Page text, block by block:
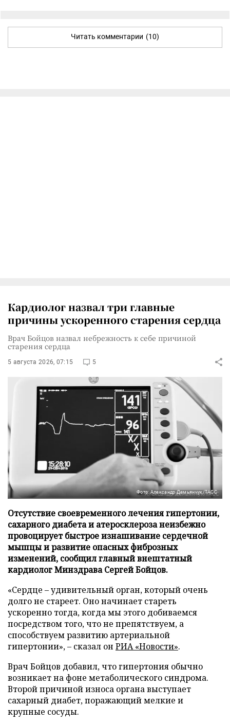
Читать комментарии (10)
Кардиолог назвал три главные
причины ускоренного старения сердца
Врач Бойцов назвал небрежность к себе причиной
старения сердца
5 августа 2026, 07:15 5
Фото: Александр Демьянчук/ТАСС
Отсутствие своевременного лечения гипертонии,
сахарного диабета и атеросклероза неизбежно
провоцирует быстрое изнашивание сердечной
мышцы и развитие опасных фиброзных
изменений, сообщил главный внештатный
кардиолог Минздрава Сергей Бойцов.
«Сердце – удивительный орган, который очень
долго не стареет. Оно начинает стареть
ускоренно тогда, когда мы этого добиваемся
посредством того, что не препятствуем, а
способствуем развитию артериальной
гипертонии», – сказал он РИА «Новости».
Врач Бойцов добавил, что гипертония обычно
возникает на фоне метаболического синдрома.
Второй причиной износа органа выступает
сахарный диабет, поражающий мелкие и
крупные сосуды.